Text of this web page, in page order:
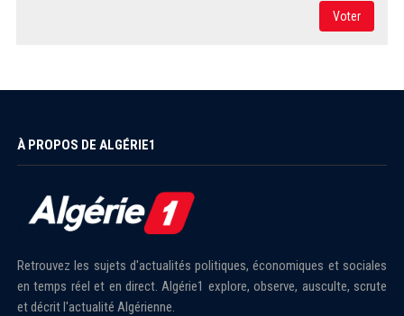
Voter
À PROPOS DE ALGÉRIE1
Retrouvez les sujets d'actualités politiques, économiques et sociales
en temps réel et en direct. Algérie1 explore, observe, ausculte, scrute
et décrit l'actualité Algérienne.